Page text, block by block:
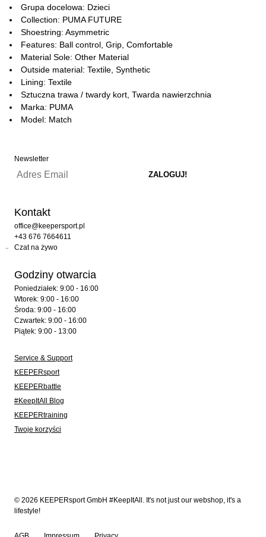
Grupa docelowa: Dzieci
Collection: PUMA FUTURE
Shoestring: Asymmetric
Features: Ball control, Grip, Comfortable
Material Sole: Other Material
Outside material: Textile, Synthetic
Lining: Textile
Sztuczna trawa / twardy kort, Twarda nawierzchnia
Marka: PUMA
Model: Match
Newsletter
Kontakt
office@keepersport.pl
+43 676 7664611
Czat na żywo
Godziny otwarcia
Poniedziałek: 9:00 - 16:00
Wtorek: 9:00 - 16:00
Środa: 9:00 - 16:00
Czwartek: 9:00 - 16:00
Piątek: 9:00 - 13:00
Service & Support
KEEPERsport
KEEPERbattle
#KeepItAll Blog
KEEPERtraining
Twoje korzyści
© 2026 KEEPERsport GmbH #KeepItAll. It's not just our webshop, it's a
lifestyle!